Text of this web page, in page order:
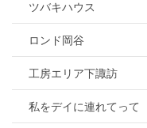
ツバキハウス
ロンド岡谷
工房エリア下諏訪
私をデイに連れてって